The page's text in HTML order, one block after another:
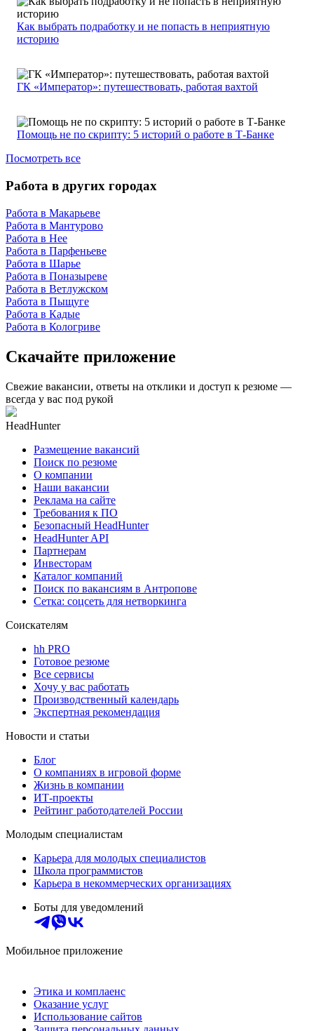
Как выбрать подработку и не попасть в неприятную
историю
ГК «Император»: путешествовать, работая вахтой
Помощь не по скрипту: 5 историй о работе в Т-Банке
Посмотреть все
Работа в других городах
Работа в Макарьеве
Работа в Мантурово
Работа в Нее
Работа в Парфеньеве
Работа в Шарье
Работа в Поназыреве
Работа в Ветлужском
Работа в Пыщуге
Работа в Кадые
Работа в Кологриве
Скачайте приложение
Свежие вакансии, ответы на отклики и доступ к резюме —
всегда у вас под рукой
HeadHunter
Размещение вакансий
Поиск по резюме
О компании
Наши вакансии
Реклама на сайте
Требования к ПО
Безопасный HeadHunter
HeadHunter API
Партнерам
Инвесторам
Каталог компаний
Поиск по вакансиям в Антропове
Сетка: соцсеть для нетворкинга
Соискателям
hh PRO
Готовое резюме
Все сервисы
Хочу у вас работать
Производственный календарь
Экспертная рекомендация
Новости и статьи
Блог
О компаниях в игровой форме
Жизнь в компании
ИТ-проекты
Рейтинг работодателей России
Молодым специалистам
Карьера для молодых специалистов
Школа программистов
Карьера в некоммерческих организациях
Боты для уведомлений
Мобильное приложение
Этика и комплаенс
Оказание услуг
Использование сайтов